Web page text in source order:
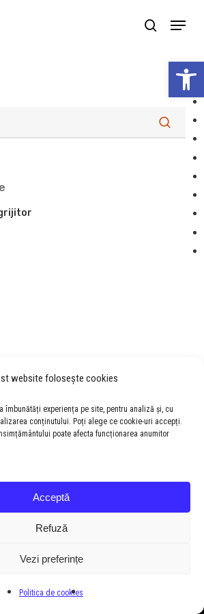
Deschide
website folosește cookies
îmbunătăți experiența pe site, pentru analiză și, cu
conținutului. Poți alege ce cookie-uri accepți.
poate afecta funcționarea anumitor
Acceptă
Refuză
Vezi preferințe
Politica de cookies
search
Menu
National "Samuel von Brukenthal".
Menu